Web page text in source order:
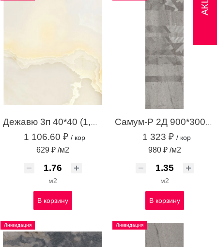
Дежавю 3п 40*40 (1,76м.кв.)
1 106.60 ₽ / кор
629 ₽ /м2
м2
В корзину
Самум-Р 2Д 900*300 серый (1,35 м.кв.)
1 323 ₽ / кор
980 ₽ /м2
м2
В корзину
Ликвидация Ликвидация